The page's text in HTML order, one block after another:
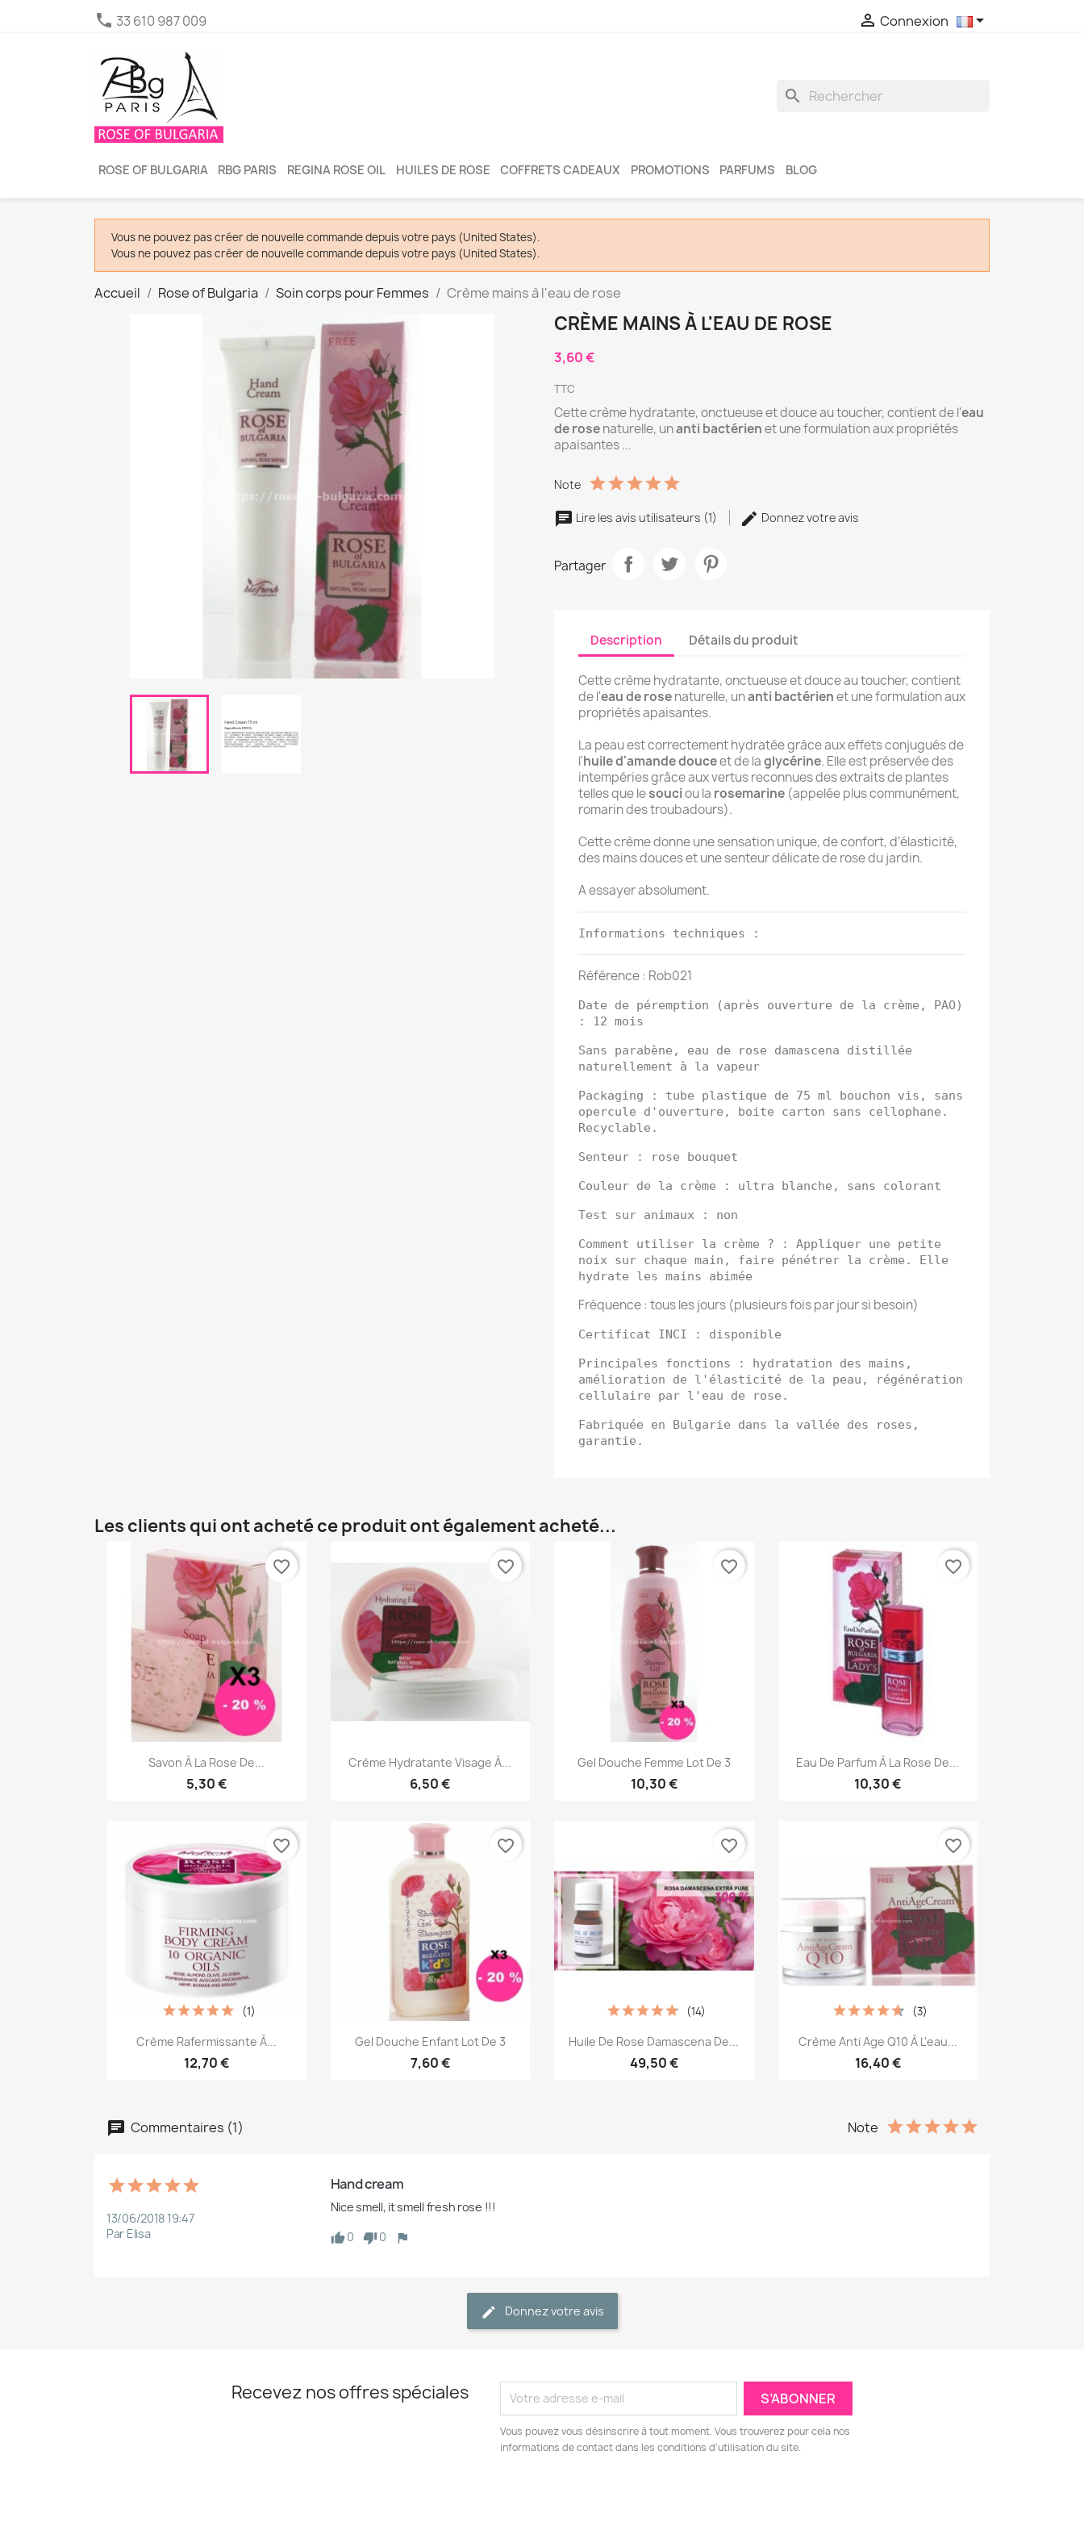
 33 610 987 009  Connexion 
search
ROSE OF BULGARIA RBG PARIS REGINA ROSE OIL HUILES DE ROSE COFFRETS CADEAUX PROMOTIONS PARFUMS BLOG
Vous ne pouvez pas créer de nouvelle commande depuis votre pays (United States).
Vous ne pouvez pas créer de nouvelle commande depuis votre pays (United States).
Accueil Rose of Bulgaria Soin corps pour Femmes Crème mains à l'eau de rose
CRÈME MAINS À L'EAU DE ROSE
3,60 €
TTC
Cette crème hydratante, onctueuse et douce au toucher, contient de l'eau
de rosenaturelle, unanti bactérienet une formulation aux propriétés
apaisantes ...
Note
Lire les avis utilisateurs (1) Donnez votre avis
Partager
Description Détails du produit
Cette crème hydratante, onctueuse et douce au toucher, contient
de l'eau de rosenaturelle, unanti bactérienet une formulation aux
propriétés apaisantes.
La peau est correctement hydratée grâce aux effets conjugués de
l'huile d'amande douceet de laglycérine. Elle est préservée des
intempéries grâce aux vertus reconnues des extraits de plantes
telles que lesouciou la rosemarine (appelée plus communément,
romarin des troubadours).
Cette crème donne une sensation unique, de confort, d'élasticité,
des mains douces et une senteur délicate de rose du jardin.
A essayer absolument.
Informations techniques :
Référence : Rob021
Date de péremption (après ouverture de la crème, PAO)
: 12 mois
Sans parabène, eau de rose damascena distillée
naturellement à la vapeur
Packaging : tube plastique de 75 ml bouchon vis, sans
opercule d'ouverture, boite carton sans cellophane.
Recyclable.
Senteur : rose bouquet
Couleur de la crème : ultra blanche, sans colorant
Test sur animaux : non
Comment utiliser la crème ? : Appliquer une petite
noix sur chaque main, faire pénétrer la crème. Elle
hydrate les mains abimée
Fréquence : tous les jours (plusieurs fois par jour si besoin)
Certificat INCI : disponible
Principales fonctions : hydratation des mains,
amélioration de l'élasticité de la peau, régénération
cellulaire par l'eau de rose.
Fabriquée en Bulgarie dans la vallée des roses,
garantie.
Les clients qui ont acheté ce produit ont également acheté...
Aperçu rapide
Savon À La Rose De...
5,30 €
favorite_border
Aperçu rapide
Crème Hydratante Visage À...
6,50 €
favorite_border
Aperçu rapide
Gel Douche Femme Lot De 3
10,30 €
favorite_border
Aperçu rapide
Eau De Parfum À La Rose De...
10,30 €
favorite_border
Aperçu rapide
Crème Rafermissante À...
12,70 €
(1)
favorite_border
Aperçu rapide
Gel Douche Enfant Lot De 3
7,60 €
favorite_border
Aperçu rapide
Huile De Rose Damascena De...
49,50 €
(14)
favorite_border
Aperçu rapide
Crème Anti Age Q10 À L'eau...
16,40 €
(3)
favorite_border
Commentaires (1) Note
13/06/2018 19:47
Par Elisa
Hand cream
Nice smell, it smell fresh rose !!!
0
0
Donnez votre avis
Recevez nos offres spéciales
Vous pouvez vous désinscrire à tout moment. Vous trouverez pour cela nos
informations de contact dans les conditions d'utilisation du site.